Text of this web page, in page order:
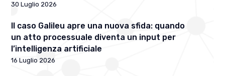
30 Luglio 2026
Il caso Galileu apre una nuova sfida: quando
un atto processuale diventa un input per
l’intelligenza artificiale
16 Luglio 2026